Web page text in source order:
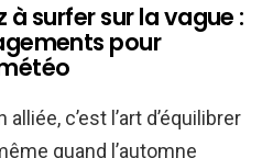
à surfer sur la vague :
pour
c’est l’art d’équilibrer
quand l’automne